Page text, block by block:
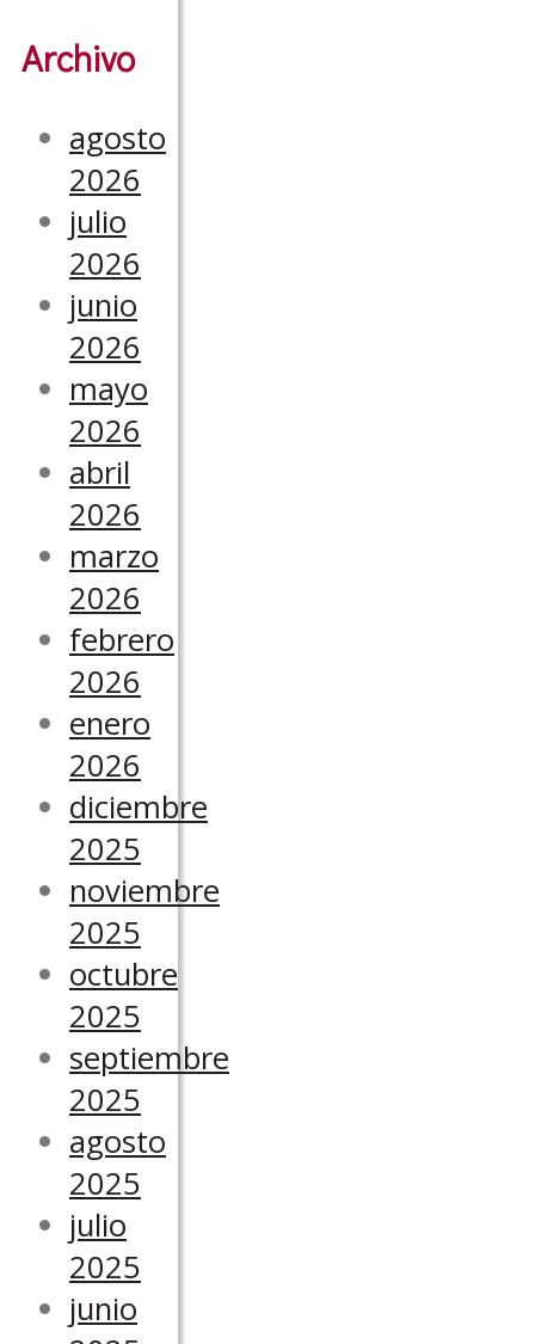
Archivo
agosto
2026
julio
2026
junio
2026
mayo
2026
abril
2026
marzo
2026
febrero
2026
enero
2026
diciembre
2025
noviembre
2025
octubre
2025
septiembre
2025
agosto
2025
julio
2025
junio